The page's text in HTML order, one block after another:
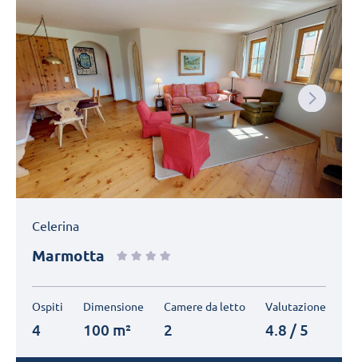
Next
Celerina
Marmotta
Ospiti
4
Dimensione
100 m²
Camere da letto
2
Valutazione
4.8 / 5